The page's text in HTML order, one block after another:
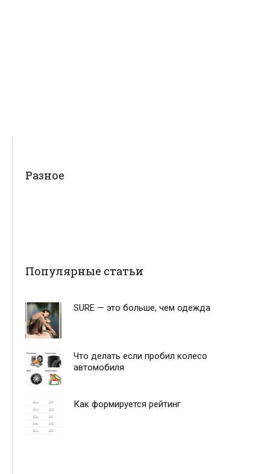
Разное
Популярные статьи
SURE — это больше, чем одежда
Что делать если пробил колесо
автомобиля
Как формируется рейтинг